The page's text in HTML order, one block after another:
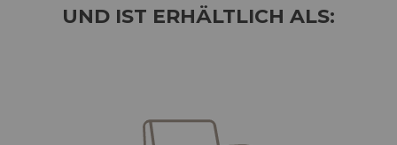
UND IST ERHÄLTLICH ALS: